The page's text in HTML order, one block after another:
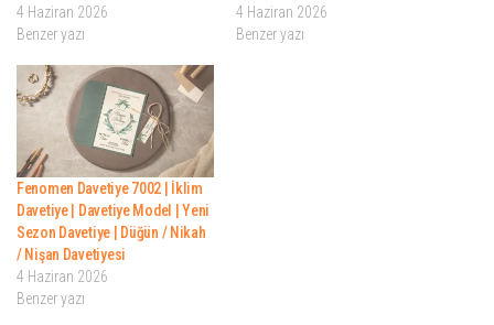
4 Haziran 2026
Benzer yazı
4 Haziran 2026
Benzer yazı
Fenomen Davetiye 7002 | İklim
Davetiye | Davetiye Model | Yeni
Sezon Davetiye | Düğün / Nikah
/ Nişan Davetiyesi
4 Haziran 2026
Benzer yazı